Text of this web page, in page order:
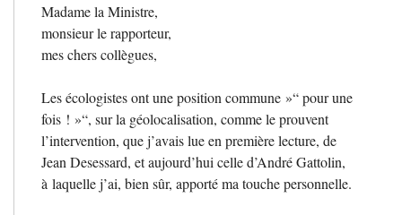
Madame la Ministre,
monsieur le rapporteur,
mes chers collègues,
Les écologistes ont une position commune »“ pour une
fois ! »“, sur la géolocalisation, comme le prouvent
l’intervention, que j’avais lue en première lecture, de
Jean Desessard, et aujourd’hui celle d’André Gattolin,
à laquelle j’ai, bien sûr, apporté ma touche personnelle.